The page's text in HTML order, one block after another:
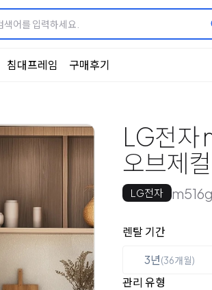
침대프레임 구매후기
LG전자
오브제
LG전자
옵션 선택
렌탈 선택
렌탈 기간
3년(36개월)
관리 유형